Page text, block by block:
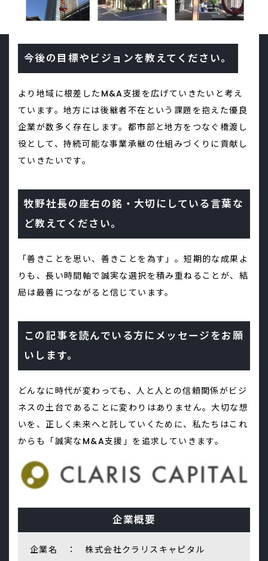
今後の目標やビジョンを教えてください。
より地域に根差したM&A支援を広げていきたいと考え
ています。地方には後継者不在という課題を抱えた優良
企業が数多く存在します。都市部と地方をつなぐ橋渡し
役として、持続可能な事業承継の仕組みづくりに貢献し
ていきたいです。
牧野社長の座右の銘・大切にしている言葉な
ど教えてください。
「善きことを思い、善きことを為す」。短期的な成果よ
りも、長い時間軸で誠実な選択を積み重ねることが、結
局は最善につながると信じています。
この記事を読んでいる方にメッセージをお願
いします。
どんなに時代が変わっても、人と人との信頼関係がビジ
ネスの土台であることに変わりはありません。大切な想
いを、正しく未来へと託していくために、私たちはこれ
からも「誠実なM&A支援」を追求していきます。
企業概要
企業名 ： 株式会社クラリスキャピタル